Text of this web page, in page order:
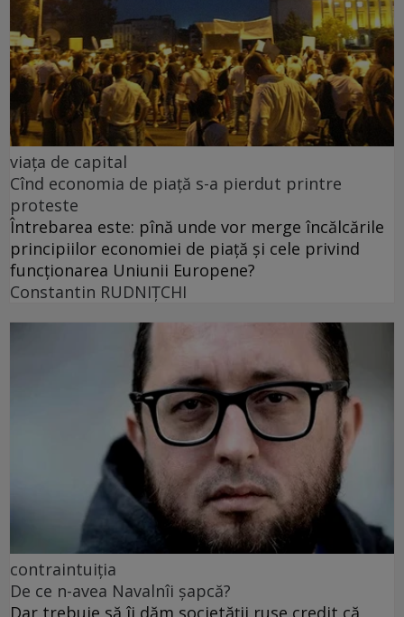
viața de capital
Cînd economia de piață s-a pierdut printre
proteste
Întrebarea este: pînă unde vor merge încălcările
principiilor economiei de piață și cele privind
funcționarea Uniunii Europene?
Constantin RUDNIŢCHI
contraintuiția
De ce n-avea Navalnîi șapcă?
Dar trebuie să îi dăm societății ruse credit că